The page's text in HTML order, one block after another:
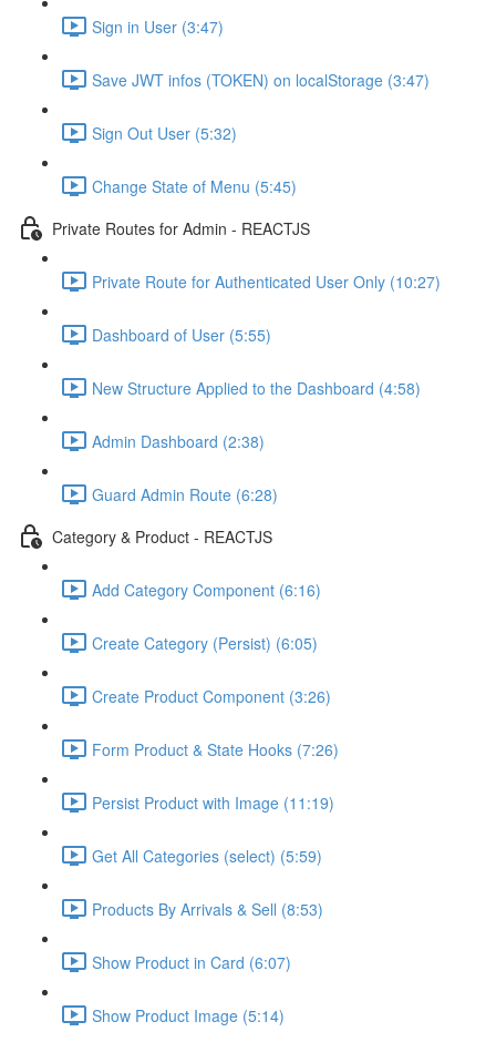
Sign in User (3:47)
Save JWT infos (TOKEN) on localStorage (3:47)
Sign Out User (5:32)
Change State of Menu (5:45)
Private Routes for Admin - REACTJS
Private Route for Authenticated User Only (10:27)
Dashboard of User (5:55)
New Structure Applied to the Dashboard (4:58)
Admin Dashboard (2:38)
Guard Admin Route (6:28)
Category & Product - REACTJS
Add Category Component (6:16)
Create Category (Persist) (6:05)
Create Product Component (3:26)
Form Product & State Hooks (7:26)
Persist Product with Image (11:19)
Get All Categories (select) (5:59)
Products By Arrivals & Sell (8:53)
Show Product in Card (6:07)
Show Product Image (5:14)